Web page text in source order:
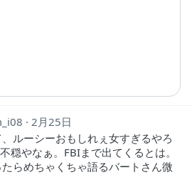
2月25日
ルーシーおもしれぇ女すぎるやろ
穏やなぁ。FBIまで出てくるとは。
らめちゃくちゃ語るバートさん微